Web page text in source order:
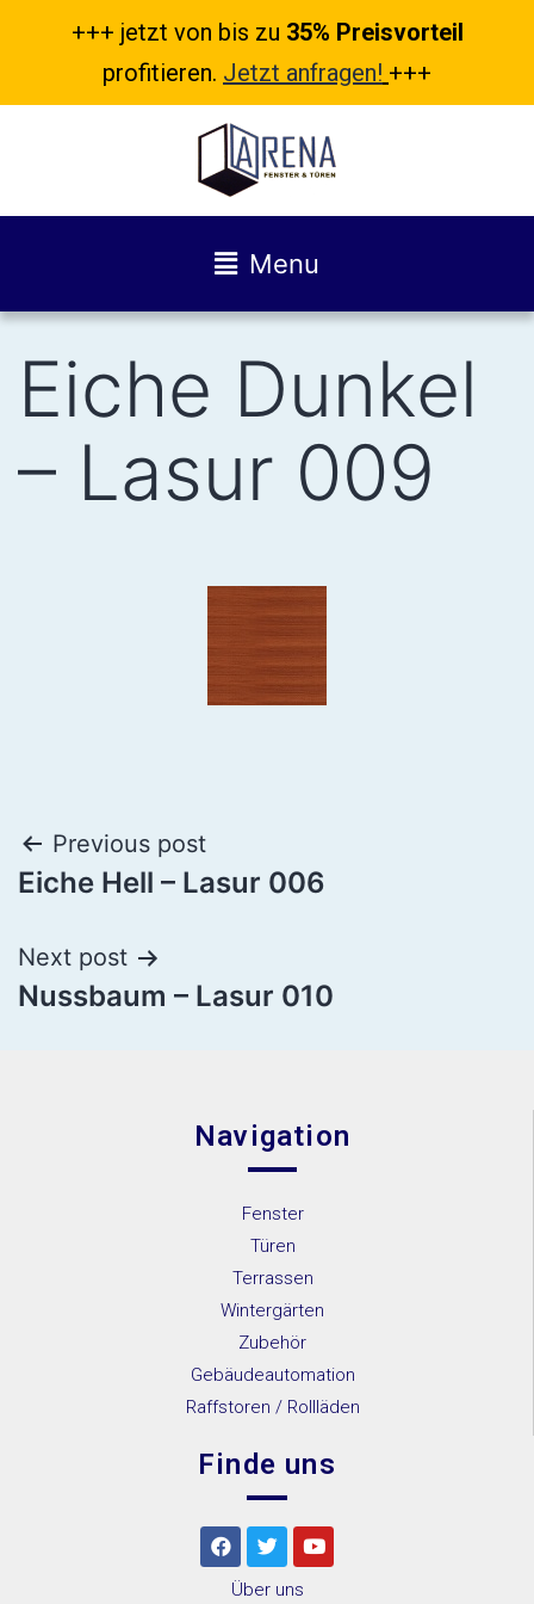
+++ jetzt von bis zu 35% Preisvorteil
profitieren. Jetzt anfragen! +++
Menu
Eiche Dunkel
– Lasur 009
Previous post
Eiche Hell – Lasur 006
Next post
Nussbaum – Lasur 010
Navigation
Fenster
Türen
Terrassen
Wintergärten
Zubehör
Gebäudeautomation
Raffstoren / Rollläden
Finde uns
Über uns